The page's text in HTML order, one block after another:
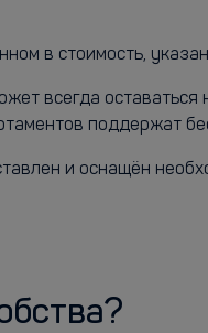
в стоимость,
всегда
поддержат
и оснащён